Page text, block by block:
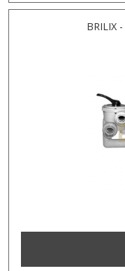
BRILIX